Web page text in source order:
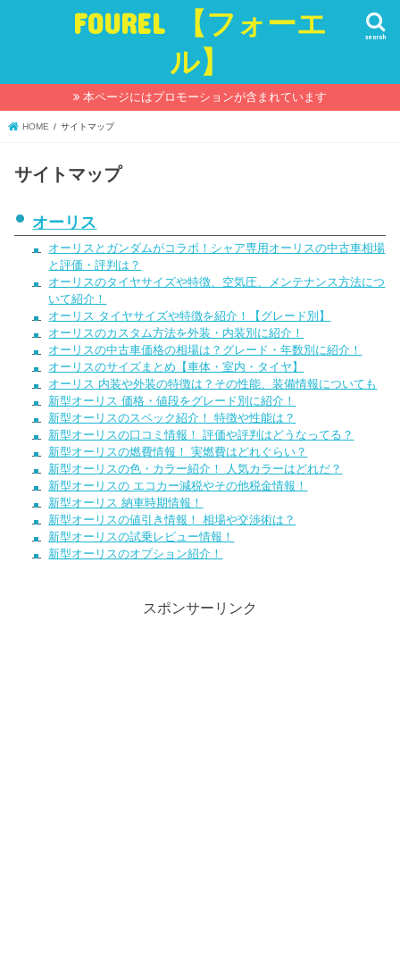
FOUREL 【フォーエ
ル】
search
本ページにはプロモーションが含まれています
HOME サイトマップ
サイトマップ
オーリス
オーリスとガンダムがコラボ！シャア専用オーリスの中古車相場
と評価・評判は？
オーリスのタイヤサイズや特徴、空気圧、メンテナンス方法につ
いて紹介！
オーリス タイヤサイズや特徴を紹介！【グレード別】
オーリスのカスタム方法を外装・内装別に紹介！
オーリスの中古車価格の相場は？グレード・年数別に紹介！
オーリスのサイズまとめ【車体・室内・タイヤ】
オーリス 内装や外装の特徴は？その性能、装備情報についても
新型オーリス 価格・値段をグレード別に紹介！
新型オーリスのスペック紹介！ 特徴や性能は？
新型オーリスの口コミ情報！ 評価や評判はどうなってる？
新型オーリスの燃費情報！ 実燃費はどれぐらい？
新型オーリスの色・カラー紹介！ 人気カラーはどれだ？
新型オーリスの エコカー減税やその他税金情報！
新型オーリス 納車時期情報！
新型オーリスの値引き情報！ 相場や交渉術は？
新型オーリスの試乗レビュー情報！
新型オーリスのオプション紹介！
スポンサーリンク